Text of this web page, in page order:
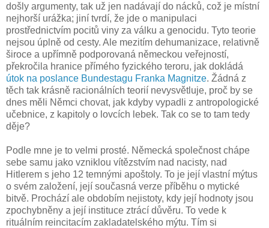
došly argumenty, tak už jen nadávají do nácků, což je místní
nejhorší urážka; jiní tvrdí, že jde o manipulaci
prostřednictvím pocitů viny za válku a genocidu. Tyto teorie
nejsou úplně od cesty. Ale mezitím dehumanizace, relativně
široce a upřímně podporovaná německou veřejností,
překročila hranice přímého fyzického teroru, jak dokládá
útok na poslance Bundestagu Franka Magnitze. Žádná z
těch tak krásně racionálních teorií nevysvětluje, proč by se
dnes měli Němci chovat, jak kdyby vypadli z antropologické
učebnice, z kapitoly o lovcích lebek. Tak co se to tam tedy
děje?
Podle mne je to velmi prosté. Německá společnost chápe
sebe samu jako vzniklou vítězstvím nad nacisty, nad
Hitlerem s jeho 12 temnými apoštoly. To je její vlastní mýtus
o svém založení, její současná verze příběhu o mytické
bitvě. Prochází ale obdobím nejistoty, kdy její hodnoty jsou
zpochybněny a její instituce ztrácí důvěru. To vede k
rituálním reincitacím zakladatelského mýtu. Tím si